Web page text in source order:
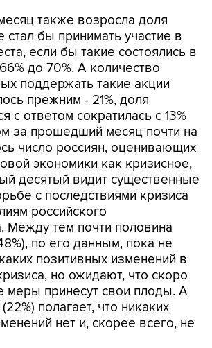
также возросла доля
стал бы принимать участие в
если бы такие состоялись в
до 70%. А количество
поддержать такие акции
прежним - 21%, доля
с ответом сократилась с 13%
за прошедший месяц почти на
число россиян, оценивающих
экономики как кризисное,
десятый видит существенные
с последствиями кризиса
российского
Между тем почти половина
по его данным, пока не
позитивных изменений в
но ожидают, что скоро
меры принесут свои плоды. А
полагает, что никаких
нет и, скорее всего, не